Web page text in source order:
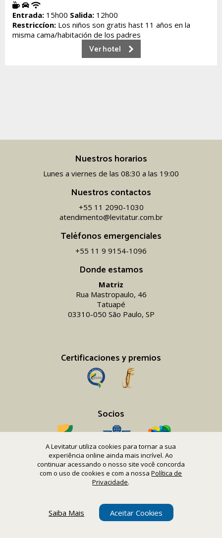
A Levitatur utiliza cookies para tornar a sua
experiência online ainda mais incrível. Ao
continuar acessando o nosso site você concorda
com o uso de cookies e com a nossaPolítica de
Privacidade.
Saiba Mais Aceitar Cookies
Entrada: 15h00 Salida: 12h00
Restriccíon: Los niños son gratis hast 11 años en la
misma cama/habitación de los padres
Ver hotel
Donde estamos
Matriz
Rua Mastropaulo, 46
Tatuapé
03310-050 São Paulo, SP
Certificaciones y premios
Socios
Nuestros horarios
Lunes a viernes de las 08:30 a las 19:00
Nuestros contactos
+55 11 2090-1030
atendimento@levitatur.com.br
Teléfonos emergenciales
+55 11 9 9154-1096‬
Copyright 2016-26 Levitatur Viagens e Turismo Ltda.
CNPJ 08.867.977/0001-12